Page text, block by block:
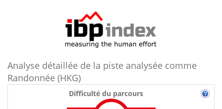
Analyse détaillée de la piste analysée comme
Randonnée (HKG)
Difficulté du parcours